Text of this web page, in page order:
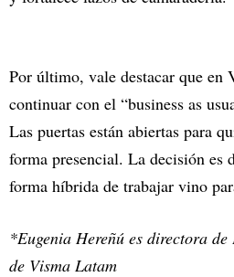
Por último, vale destacar que en
continuar con el “business as
Las puertas están abiertas para
forma presencial. La decisión es
forma híbrida de trabajar vino
*Eugenia Hereñú es directora de
de Visma Latam